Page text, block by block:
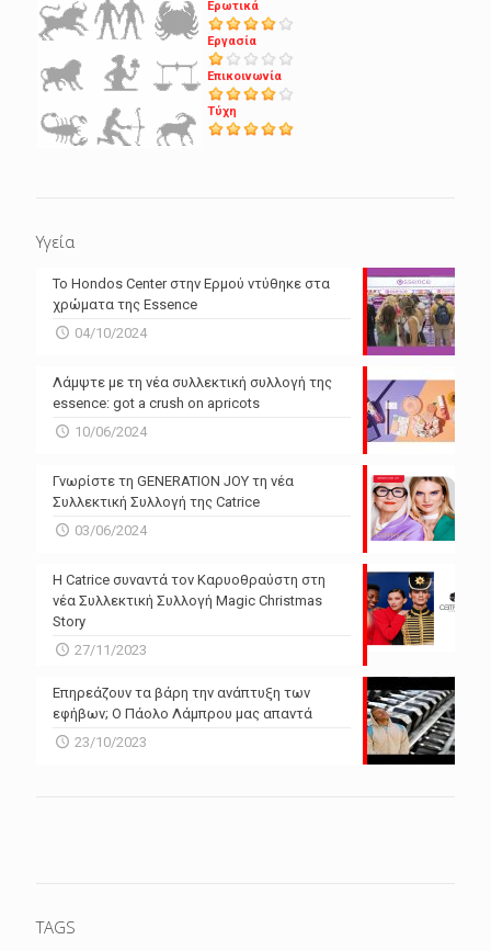
Ερωτικά
Εργασία
Επικοινωνία
Τύχη
Υγεία
Το Hondos Center στην Ερμού ντύθηκε στα
χρώματα της Essence
04/10/2024
Λάμψτε με τη νέα συλλεκτική συλλογή της
essence: got a crush on apricots
10/06/2024
Γνωρίστε τη GENERATION JOY τη νέα
Συλλεκτική Συλλογή της Catrice
03/06/2024
Η Catrice συναντά τον Καρυοθραύστη στη
νέα Συλλεκτική Συλλογή Magic Christmas
Story
27/11/2023
Επηρεάζουν τα βάρη την ανάπτυξη των
εφήβων; Ο Πάολο Λάμπρου μας απαντά
23/10/2023
TAGS